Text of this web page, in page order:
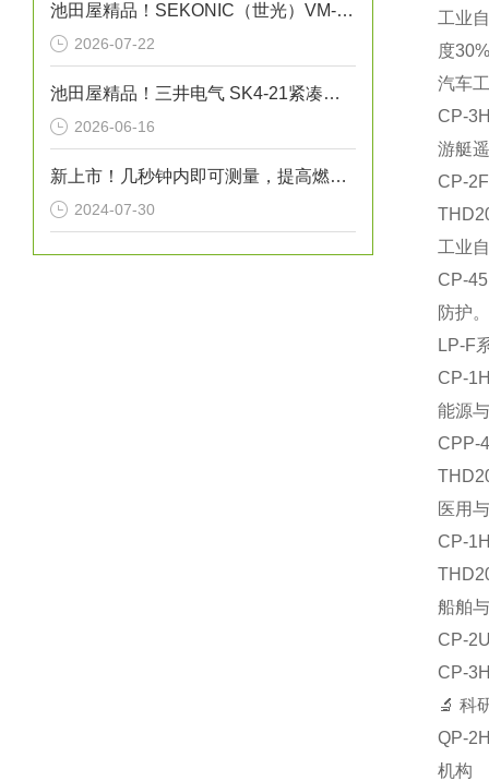
池田屋精品！SEKONIC（世光）VM-10A-MH 振动式粘度计
2026-07-22
池田屋精品！三井电气 SK4-21紧凑型单据打印机 参数介绍
2026-06-16
新上市！几秒钟内即可测量，提高燃烧效率！生物质燃料水分仪“HI-700”
2024-07-30
工业
度
汽车
‌CP-
游艇
‌CP-
工业
‌CP-
防护。
‌LP-F
‌CP-
能源
‌CPP-
医用
‌CP-
船舶
‌CP-
‌CP-
🔬 科
‌QP-
机构‌